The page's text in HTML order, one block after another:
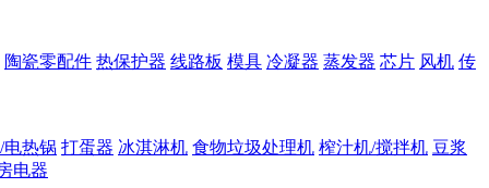
陶瓷零配件 热保护器 线路板 模具 冷凝器 蒸发器 芯片 风机 传
电热锅 打蛋器 冰淇淋机 食物垃圾处理机 榨汁机/搅拌机 豆浆
电器